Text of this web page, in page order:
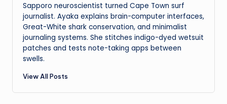
Sapporo neuroscientist turned Cape Town surf
journalist. Ayaka explains brain-computer interfaces,
Great-White shark conservation, and minimalist
journaling systems. She stitches indigo-dyed wetsuit
patches and tests note-taking apps between
swells.
View All Posts